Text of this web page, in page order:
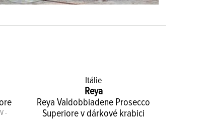
-
Itálie
Reya
Reya Valdobbiadene Prosecco
Superiore v dárkové krabici